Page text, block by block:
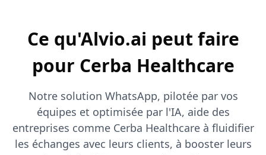
Ce qu'Alvio.ai peut faire
pour Cerba Healthcare
Notre solution WhatsApp, pilotée par vos
équipes et optimisée par l'IA, aide des
entreprises comme Cerba Healthcare à fluidifier
les échanges avec leurs clients, à booster leurs